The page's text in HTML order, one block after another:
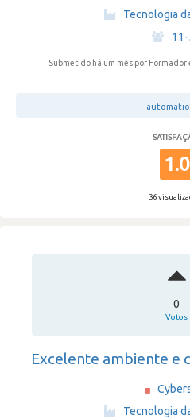
Tecnologia
·
Submetido há um mês por Formador
1.0
36
0
Votos
Excelente ambiente e
Tecnologia